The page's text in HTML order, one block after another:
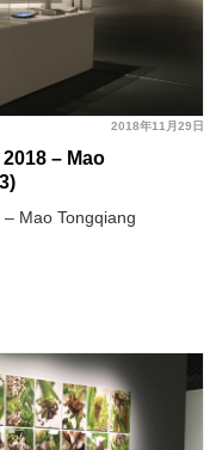
2018年11月29日
– Mao
Mao Tongqiang